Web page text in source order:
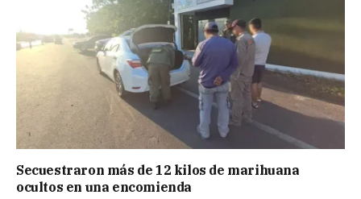
Secuestraron más de 12 kilos de marihuana
ocultos en una encomienda